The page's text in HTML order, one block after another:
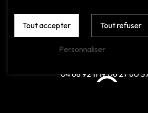
04 68 92 11 1906 27 60
Tout accepter Tout refuser
Personnaliser